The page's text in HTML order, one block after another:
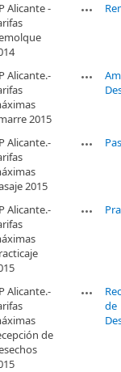
Alicante -
Alicante.-
2015
Alicante.-
2015
Alicante.-
Alicante.-
de
de